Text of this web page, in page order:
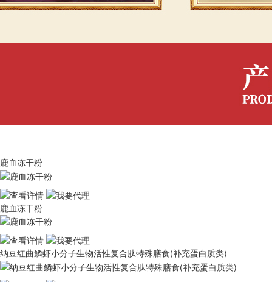
鹿血冻干粉
鹿血冻干粉
纳豆红曲鳞虾小分子生物活性复合肽特殊膳食(补充蛋白质类)